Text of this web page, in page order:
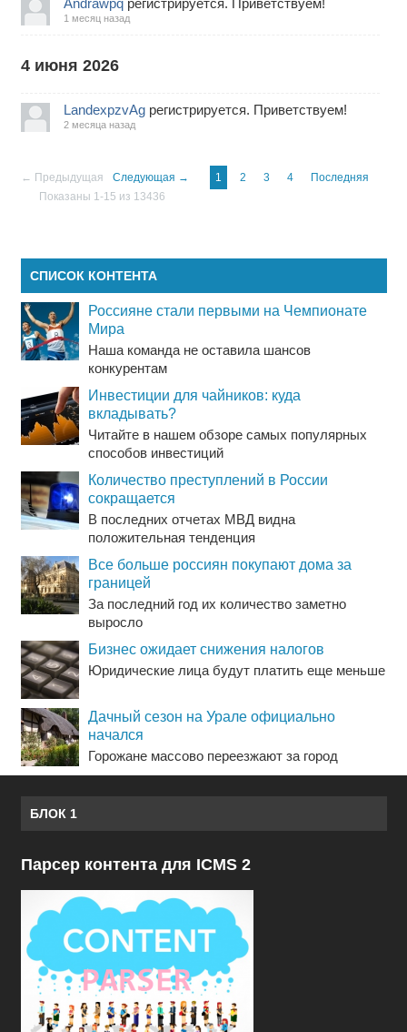
Andrawpqрегистрируется. Приветствуем!
1 месяц назад
4 июня 2026
LandexpzvAgрегистрируется. Приветствуем!
2 месяца назад
← Предыдущая Следующая → 1 2 3 4
Последняя
Показаны 1-15 из 13436
СПИСОК КОНТЕНТА
Россияне стали первыми на Чемпионате
Мира
Наша команда не оставила шансов
конкурентам
Инвестиции для чайников: куда
вкладывать?
Читайте в нашем обзоре самых популярных
способов инвестиций
Количество преступлений в России
сокращается
В последних отчетах МВД видна
положительная тенденция
Все больше россиян покупают дома за
границей
За последний год их количество заметно
выросло
Бизнес ожидает снижения налогов
Юридические лица будут платить еще меньше
Дачный сезон на Урале официально
начался
Горожане массово переезжают за город
БЛОК 1
Парсер контента для ICMS 2